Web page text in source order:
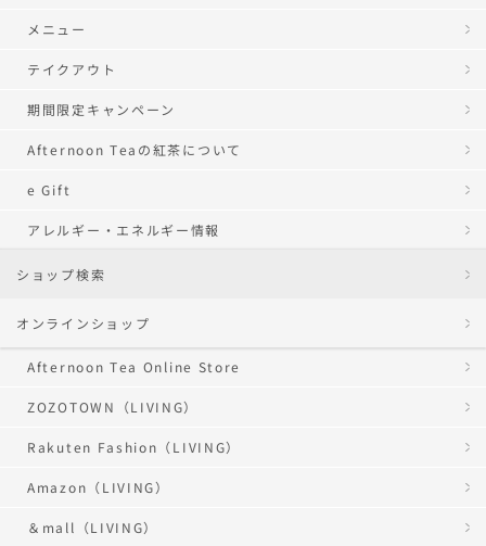
メニュー
テイクアウト
期間限定キャンペーン
Afternoon Teaの紅茶について
e Gift
アレルギー・エネルギー情報
ショップ検索
オンラインショップ
Afternoon Tea Online Store
ZOZOTOWN（LIVING）
Rakuten Fashion（LIVING）
Amazon（LIVING）
＆mall（LIVING）